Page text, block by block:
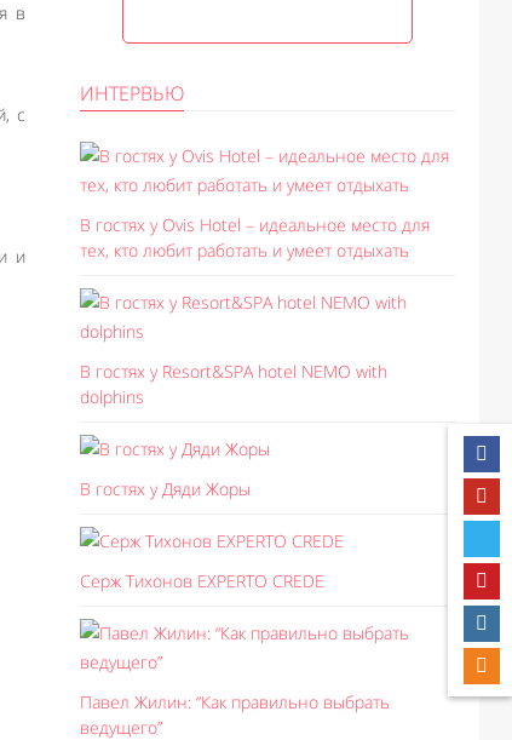
в
с
и
ИНТЕРВЬЮ
В гостях у Ovis Hotel – идеальное место для
тех, кто любит работать и умеет отдыхать
В гостях у Resort&SPA hotel NEMO with
dolphins
В гостях у Дяди Жоры
Серж Тихонов EXPERTO CREDE
Павел Жилин: “Как правильно выбрать
ведущего”